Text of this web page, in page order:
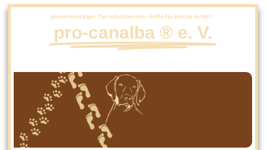
pro-canalba ® e. V.
gemeinnütziger Tierschutzverein – Hilfe für Hunde in Not